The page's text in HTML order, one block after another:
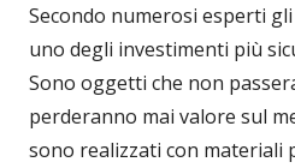
Secondo numerosi esperti
uno degli investimenti più
Sono oggetti che non
perderanno mai valore sul
sono realizzati con materiali